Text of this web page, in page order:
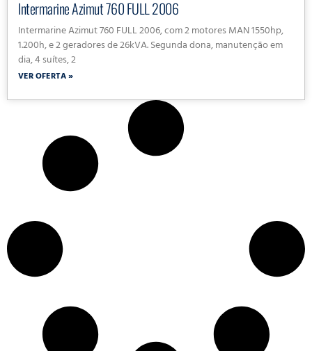
Intermarine Azimut 760 FULL 2006
Intermarine Azimut 760 FULL 2006, com 2 motores MAN 1550hp,
1.200h, e 2 geradores de 26kVA. Segunda dona, manutenção em
dia, 4 suítes, 2
VER OFERTA »